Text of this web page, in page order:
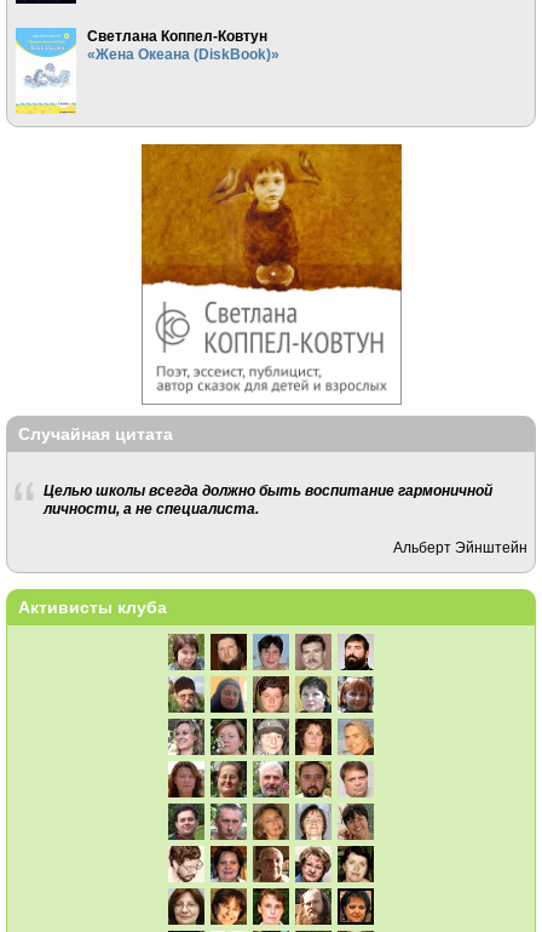
Светлана Коппел-Ковтун
«Жена Океана (DiskBook)»
Случайная цитата
Целью школы всегда должно быть воспитание гармоничной
личности, а не специалиста.
Альберт Эйнштейн
Активисты клуба